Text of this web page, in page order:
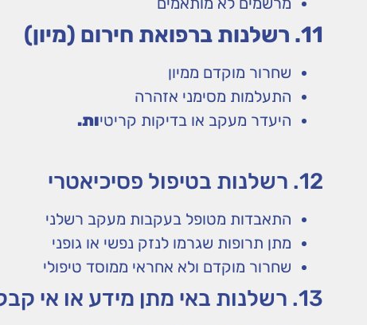
11. רשלנות ברפואת חירום (מיון)
שחרור מוקדם ממיון
התעלמות מסימני אזהרה
היעדר מעקב או בדיקות קריטיות.
12. רשלנות בטיפול פסיכיאטרי
התאבדות מטופל בעקבות מעקב רשלני
מתן תרופות שגרמו לנזק נפשי או גופני
שחרור מוקדם ולא אחראי ממוסד טיפולי
13. רשלנות באי מתן מידע או אי קבלת הסכמה מדעת